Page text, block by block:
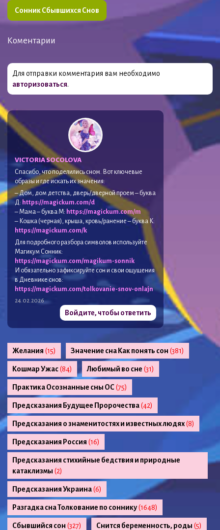
Сонник Сбывшихся Снов
Коментарии
Для отправки комментария вам необходимо
авторизоваться.
VICTORIA SOCOLOVA
Спасибо, что поделились сном. Вот ключевые
образы и где искать их значения:
– Дом, дом детства, дверь/дверной проем – буква
Д: https://magickum.com/d
– Мама – буква М: https://magickum.com/m
– Кошка (черная), крыша, кровь/ранение – буква К:
https://magickum.com/k
Для подробного разбора символов используйте
Магикум Сонник:
https://magickum.com/magikum-sonnik
И обязательно зафиксируйте сон и свои ощущения
в Дневнике снов:
https://magickum.com/tolkovanie-snov-onlajn
24.02.2026
Войдите, чтобы ответить
Желания (15) Значение сна Как понять сон (381)
Кошмар Ужас(84) Любимый во сне (31)
Практика Осознанные сны ОС(75)
Предсказания Будущее Пророчества(42)
Предсказания о знаменитостях и известных людях(8)
Предсказания Россия (16)
Предсказания стихийные бедствия и природные
катаклизмы (2)
Предсказания Украина(6)
Разгадка сна Толкование по соннику(1648)
Сбывшийся сон (327) Снится беременность, роды (5)